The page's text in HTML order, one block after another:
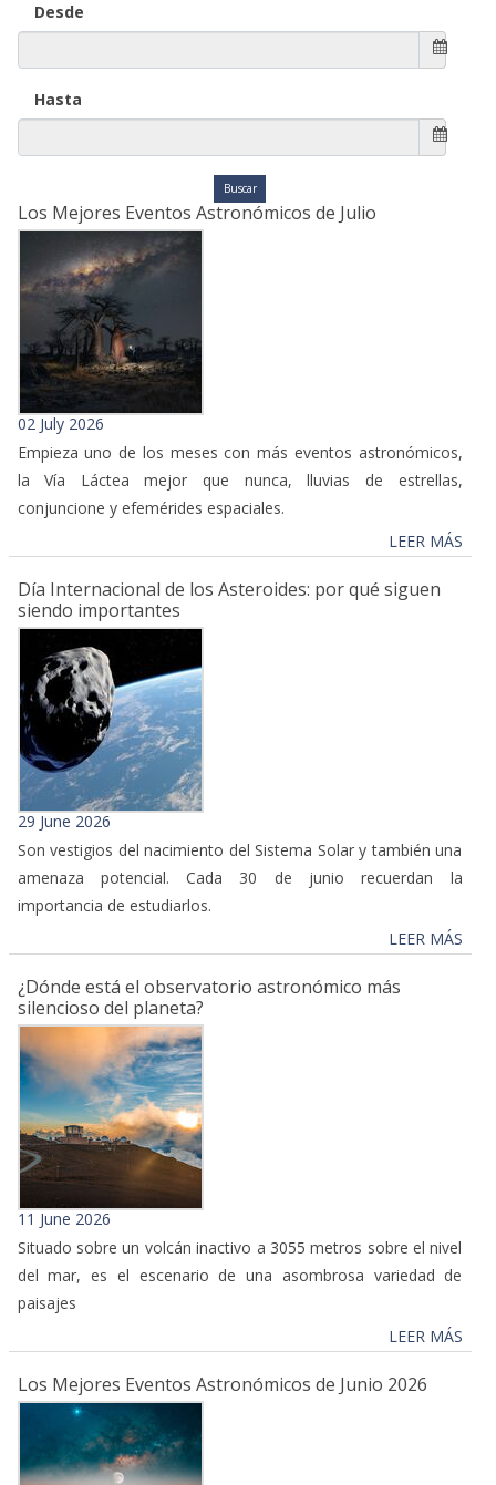
Desde
Hasta
Los Mejores Eventos Astronómicos de Julio
02 July 2026
Empieza uno de los meses con más eventos astronómicos,
la Vía Láctea mejor que nunca, lluvias de estrellas,
conjuncione y efemérides espaciales.
LEER MÁS
Día Internacional de los Asteroides: por qué siguen
siendo importantes
29 June 2026
Son vestigios del nacimiento del Sistema Solar y también una
amenaza potencial. Cada 30 de junio recuerdan la
importancia de estudiarlos.
LEER MÁS
¿Dónde está el observatorio astronómico más
silencioso del planeta?
11 June 2026
Situado sobre un volcán inactivo a 3055 metros sobre el nivel
del mar, es el escenario de una asombrosa variedad de
paisajes
LEER MÁS
Los Mejores Eventos Astronómicos de Junio 2026